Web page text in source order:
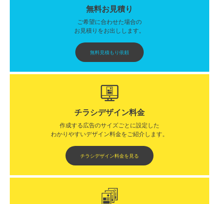
無料お見積り
ご希望に合わせた場合の
お見積りをお出しします。
無料見積もり依頼
チラシデザイン料金
作成する広告のサイズごとに設定した
わかりやすいデザイン料金をご紹介します。​​
チラシデザイン料金を見る